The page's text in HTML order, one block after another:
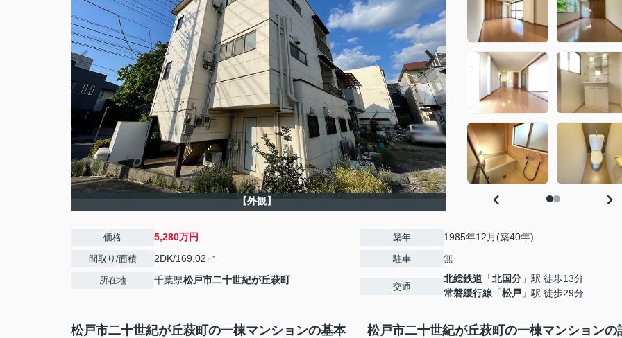
【外観】
価格 5,280万円
間取り/面積 2DK/169.02㎡
所在地 千葉県松戸市二十世紀が丘萩町
築年 1985年12月(築40年)
駐車 無
交通
北総鉄道 「北国分 」駅 徒歩13分
常磐緩行線 「松戸 」駅 徒歩29分
松戸市二十世紀が丘萩町の一棟マンションの基本
松戸市二十世紀が丘萩町の一棟マンションの